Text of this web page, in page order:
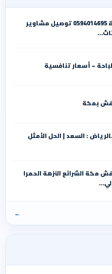
دباب نقل عفش جدة 0594014695 توصيل مشاوير
– أسعار تنافسية
بمكة
: السعد | الحل الأمثل
الشرائع النزهة الحمرا
←